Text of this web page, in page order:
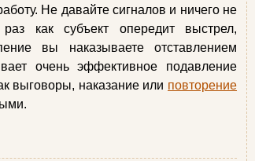
Не давайте сигналов и ничего не
как субъект опередит выстрел,
вы наказываете отставлением
очень эффективное подавление
выговоры, наказание или повторение